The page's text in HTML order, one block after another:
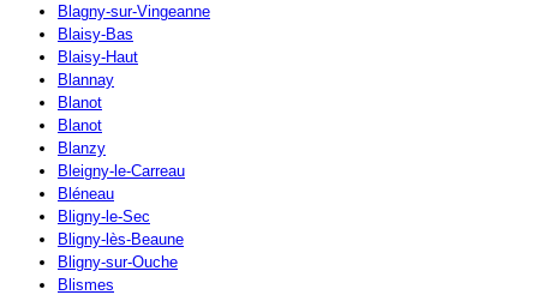
Blagny-sur-Vingeanne
Blaisy-Bas
Blaisy-Haut
Blannay
Blanot
Blanot
Blanzy
Bleigny-le-Carreau
Bléneau
Bligny-le-Sec
Bligny-lès-Beaune
Bligny-sur-Ouche
Blismes